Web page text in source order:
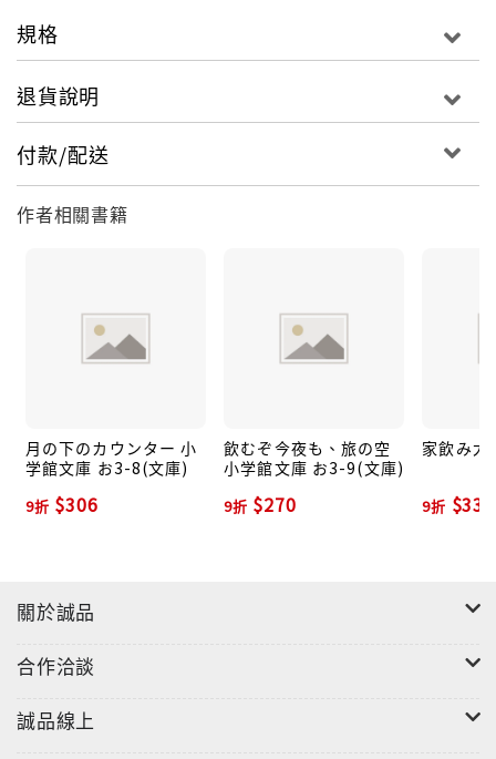
規格
退貨說明
付款/配送
作者相關書籍
月の下のカウンター 小
学館文庫 お3-8(文庫)
9折 $306
飲むぞ今夜も、旅の空
小学館文庫 お3-9(文庫)
9折 $270
家飲み大
9折 $337
關於誠品
合作洽談
誠品線上